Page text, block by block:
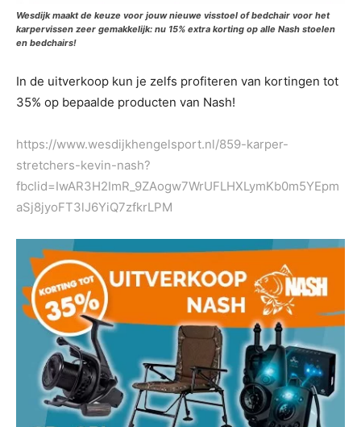
Wesdijk maakt de keuze voor jouw nieuwe visstoel of bedchair voor het
karpervissen zeer gemakkelijk: nu 15% extra korting op alle Nash stoelen
en bedchairs!
In de uitverkoop kun je zelfs profiteren van kortingen tot
35% op bepaalde producten van Nash!
https://www.wesdijkhengelsport.nl/859-karper-
stretchers-kevin-nash?
fbclid=IwAR3H2ImR_9ZAogw7WrUFLHXLymKb0m5YEpm
aSj8jyoFT3lJ6YiQ7zfkrLPM